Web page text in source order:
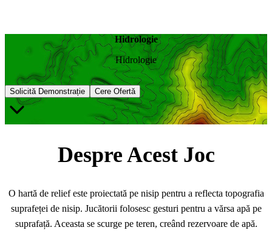
Hidrologie
Hidrologie
Solicită Demonstrație Cere Ofertă
Despre Acest Joc
O hartă de relief este proiectată pe nisip pentru a reflecta topografia
suprafeței de nisip. Jucătorii folosesc gesturi pentru a vărsa apă pe
suprafață. Aceasta se scurge pe teren, creând rezervoare de apă.